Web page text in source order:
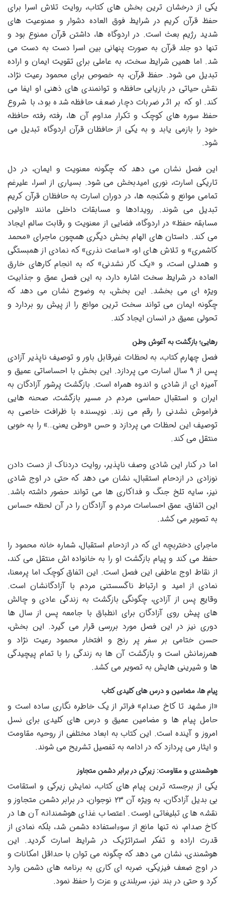
یکی از درخشان ترین بخش های کتاب، روایت تلاش اسرا برای
حفظ قرآن کریم در شرایط فوق العاده دشوار و ممنوعیت های
شدید رژیم بعث است. در اردوگاه ها، داشتن قرآن ممنوع بود و
تنها دو جلد قرآن به صورت پنهانی بین اسرا دست به دست می
شد. اما همین شرایط سخت، به عاملی برای تقویت ایمان و اراده
تبدیل می شود. حفظ قرآن، به خصوص برای محمود رعیت نژاد،
نقش حیاتی در بازیابی حافظه و توانمندی های ذهنی او ایفا می
کند. او که بر اثر ضربات دچار ضعف حافظه شده بود، با شروع
حفظ سوره های کوچک و تکرار مداوم آن ها، رفته رفته حافظه
خود را بازمی یابد و به یکی از حافظان قرآن اردوگاه تبدیل می
شود.
این فصل نشان می دهد که چگونه معنویت و ایمان، در دل
تاریکی اسارت، نوری امیدبخش می شود. بسیاری از اسرا، علیرغم
تمامی موانع و شکنجه ها، در دوران اسارت به حافظان قرآن کریم
تبدیل می شوند. رویدادها و مسابقات داخلی مانند «اولین
مسابقه حفظ» در اردوگاه، فضایی از معنویت و رقابت سالم ایجاد
می کند. داستان های الهام بخش دیگری همچون ماجرای «محمد
کاشمری» و تلاش های او، «ساعت نذری» که نمادی از همبستگی
و همدلی است، و «یک کار نشدنی» که به انجام کارهای خارق
العاده در شرایط سخت اشاره دارد، به این فصل عمق و جذابیت
ویژه ای می بخشد. این بخش، به وضوح نشان می دهد که
چگونه ایمان می تواند سخت ترین موانع را از پیش رو بردارد و
تحولی عمیق در انسان ایجاد کند.
رهایی؛ بازگشت به آغوش وطن
فصل چهارم کتاب، به لحظات غیرقابل باور و توصیف ناپذیر آزادی
پس از ۹ سال اسارت می پردازد. این بخش با احساساتی عمیق و
آمیزه ای از شادی و اندوه همراه است. بازگشت پرشور آزادگان به
ایران و استقبال حماسی مردم در مسیر بازگشت، صحنه هایی
فراموش نشدنی را رقم می زند. نویسنده با ظرافت خاصی به
توصیف این لحظات می پردازد و حس «وطن یعنی…» را به خوبی
منتقل می کند.
اما در کنار این شادی وصف ناپذیر، روایت دردناک از دست دادن
نوزادی در ازدحام استقبال، نشان می دهد که حتی در اوج شادی
نیز، سایه تلخ جنگ و فداکاری ها می تواند حضور داشته باشد.
این اتفاق، عمق احساسات مردم و آزادگان را در آن لحظه حساس
به تصویر می کشد.
ماجرای دختربچه ای که در ازدحام استقبال، شماره خانه محمود را
حفظ می کند و پیام بازگشت او را به خانواده اش منتقل می کند،
از نقاط اوج عاطفی این فصل است. این اتفاق کوچک اما پرمعنا،
نمادی از امید و ارتباط ناگسستنی مردم با آزادگانشان است.
وقایع پس از آزادی، چگونگی بازگشت به زندگی عادی و چالش
های پیش روی آزادگان برای انطباق با جامعه پس از سال ها
دوری نیز در این فصل مورد بررسی قرار می گیرد. این بخش،
حسن ختامی بر سفر پر رنج و افتخار محمود رعیت نژاد و
همرزمانش است و بازگشت آن ها به زندگی را با تمام پیچیدگی
ها و شیرینی هایش به تصویر می کشد.
پیام ها، مضامین و درس های کلیدی کتاب
«از مشهد تا کاخ صدام» فراتر از یک خاطره نگاری ساده است و
حامل پیام ها و مضامین عمیق و درس های کلیدی برای نسل
امروز و آینده است. این کتاب به ابعاد مختلفی از روحیه مقاومت
و ایثار می پردازد که در ادامه به تفصیل تشریح می شوند.
هوشمندی و مقاومت: زیرکی در برابر دشمن متجاوز
یکی از برجسته ترین پیام های کتاب، نمایش زیرکی و استقامت
بی بدیل آزادگان، به ویژه آن ۲۳ نوجوان، در برابر دشمن متجاوز و
نقشه های تبلیغاتی اوست. اعتصاب غذای هوشمندانه آن ها در
کاخ صدام، نه تنها مانع از سوءاستفاده دشمن شد، بلکه نمادی از
قدرت اراده و تفکر استراتژیک در شرایط اسارت گردید. این
هوشمندی، نشان می دهد که چگونه می توان با حداقل امکانات و
در اوج ضعف فیزیکی، ضربه ای کاری به برنامه های دشمن وارد
کرد و حتی در بند نیز، سربلندی و عزت را حفظ نمود.